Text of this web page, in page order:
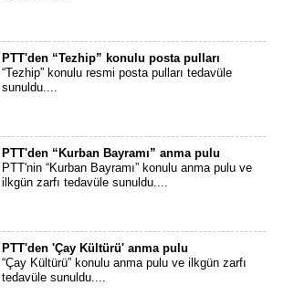
PTT'den “Tezhip” konulu posta pulları
“Tezhip” konulu resmi posta pulları tedavüle
sunuldu....
PTT'den “Kurban Bayramı” anma pulu
PTT'nin “Kurban Bayramı” konulu anma pulu ve
ilkgün zarfı tedavüle sunuldu....
PTT'den 'Çay Kültürü' anma pulu
“Çay Kültürü” konulu anma pulu ve ilkgün zarfı
tedavüle sunuldu....